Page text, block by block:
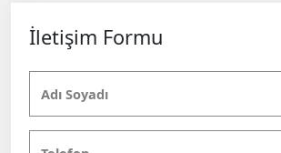
İletişim Formu